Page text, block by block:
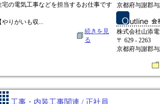
宅の電気工事などを担当するお仕事です
【やりがいも収...
続きを見
る
京都府与謝郡
株式会社山添
〒 629 - 2263
京都府与謝郡
工事・内装工事関連 / 正社員